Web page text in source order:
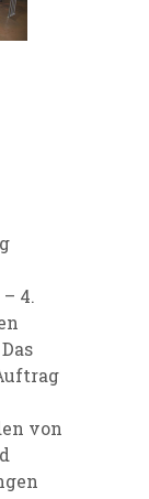
4.
von